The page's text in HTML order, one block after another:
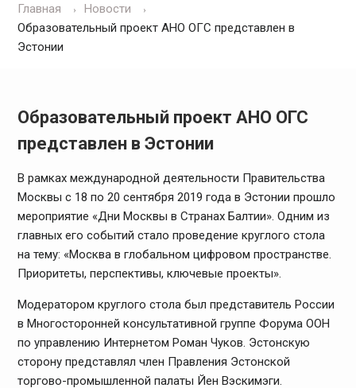
Главная
Новости
Образовательный проект АНО ОГС представлен в
Эстонии
Образовательный проект АНО ОГС
представлен в Эстонии
В рамках международной деятельности Правительства
Москвы с 18 по 20 сентября 2019 года в Эстонии прошло
мероприятие «Дни Москвы в Странах Балтии». Одним из
главных его событий стало проведение круглого стола
на тему: «Москва в глобальном цифровом пространстве.
Приоритеты, перспективы, ключевые проекты».
Модератором круглого стола был представитель России
в Многосторонней консультативной группе Форума ООН
по управлению Интернетом Роман Чуков. Эстонскую
сторону представлял член Правления Эстонской
торгово-промышленной палаты Йен Вэскимэги.